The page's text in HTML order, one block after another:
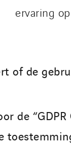
ervaring
of de
de